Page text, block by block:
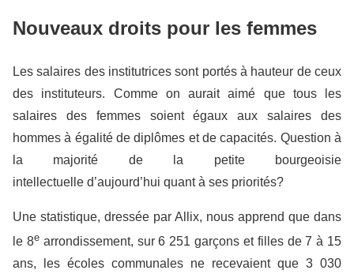
Nouveaux droits pour les femmes
Les salaires des institutrices sont portés à hauteur de ceux
des instituteurs. Comme on aurait aimé que tous les
salaires des femmes soient égaux aux salaires des
hommes à égalité de diplômes et de capacités. Question à
la majorité de la petite bourgeoisie
intellectuelle d’aujourd’hui quant à ses priorités?
Une statistique, dressée par Allix, nous apprend que dans
le 8earrondissement, sur 6 251 garçons et filles de 7 à 15
ans, les écoles communales ne recevaient que 3 030